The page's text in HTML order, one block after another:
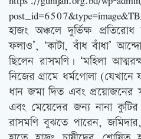
হাজং অঞ্চলে দুর্ভিক্ষ
ফলাও’, ‘কাটা, বাঁধ বাঁধা’
ছিলেন রাসমণি। ‘মহিলা
নিজের গ্রামে ধর্মগোলা
ধান জমা দিত এবং প্রয়োজনের
এবং মেয়েদের জন্য নানা কুটির
রাসমণি বুঝতে পারেন,